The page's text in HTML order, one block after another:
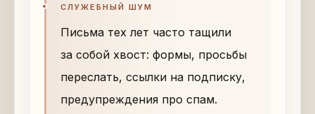
СЛУЖЕБНЫЙ ШУМ
Письма тех лет часто тащили
за собой хвост: формы, просьбы
переслать, ссылки на подписку,
предупреждения про спам.